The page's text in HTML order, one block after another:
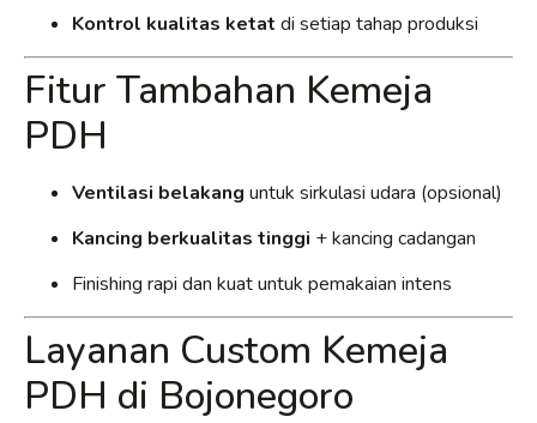
Kontrol kualitas ketat di setiap tahap produksi
Fitur Tambahan Kemeja
PDH
Ventilasi belakang untuk sirkulasi udara (opsional)
Kancing berkualitas tinggi + kancing cadangan
Finishing rapi dan kuat untuk pemakaian intens
Layanan Custom Kemeja
PDH di Bojonegoro